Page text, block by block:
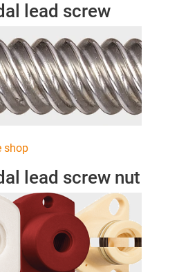
lead screw
shop
lead screw nut